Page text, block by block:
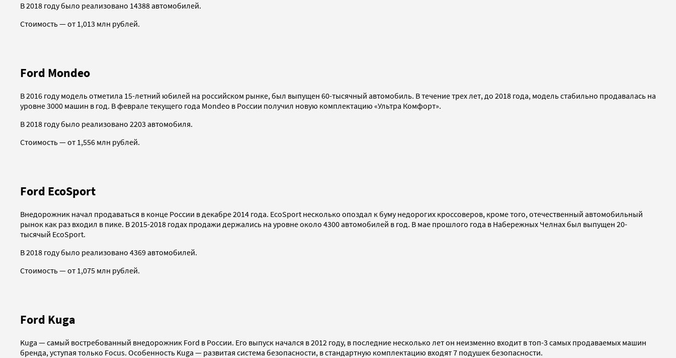
В 2018 году было реализовано 14388 автомобилей.
Стоимость — от 1,013 млн рублей.
Ford Mondeo
В 2016 году модель отметила 15-летний юбилей на российском рынке, был выпущен 60-тысячный автомобиль. В течение трех лет, до 2018 года, модель стабильно продавалась на
уровне 3000 машин в год. В феврале текущего года Mondeo в России получил новую комплектацию «Ультра Комфорт».
В 2018 году было реализовано 2203 автомобиля.
Стоимость — от 1,556 млн рублей.
Ford EcoSport
Внедорожник начал продаваться в конце России в декабре 2014 года. EcoSport несколько опоздал к буму недорогих кроссоверов, кроме того, отечественный автомобильный
рынок как раз входил в пике. В 2015-2018 годах продажи держались на уровне около 4300 автомобилей в год. В мае прошлого года в Набережных Челнах был выпущен 20-
тысячый EcoSport.
В 2018 году было реализовано 4369 автомобилей.
Стоимость — от 1,075 млн рублей.
Ford Kuga
Kuga — самый востребованный внедорожник Ford в России. Его выпуск начался в 2012 году, в последние несколько лет он неизменно входит в топ-3 самых продаваемых машин
бренда, уступая только Focus. Особенность Kuga — развитая система безопасности, в стандартную комплектацию входят 7 подушек безопасности.